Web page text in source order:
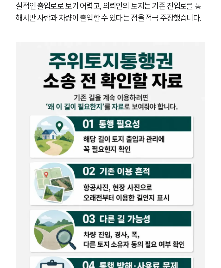
실적인 출입로로 보기 어렵고, 의뢰인의 토지는 기존 진입로를 통
해서만 사람과 차량이 출입할 수 있다는 점을 적극 주장했습니다.